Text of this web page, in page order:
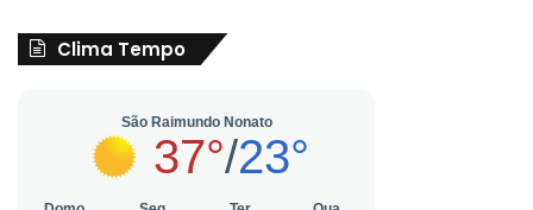
Clima Tempo